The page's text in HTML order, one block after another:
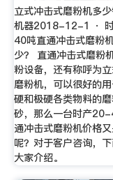
立式冲击式磨粉机多
机器2018-12-1 ·
40吨直通冲击式磨粉
少？ 直通冲击式磨粉
粉设备，还有称呼为
磨粉机，可以很好的
硬和极硬各类物料的
砂，那么一台时产
通冲击式磨粉机价格
呢？对于客户咨询，
大家介绍。